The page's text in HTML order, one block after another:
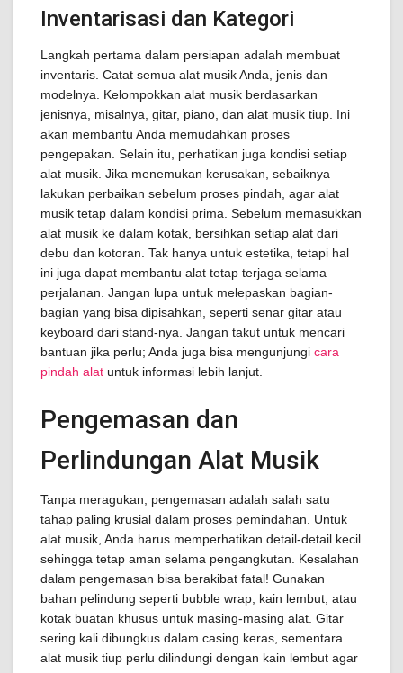
Inventarisasi dan Kategori
Langkah pertama dalam persiapan adalah membuat
inventaris. Catat semua alat musik Anda, jenis dan
modelnya. Kelompokkan alat musik berdasarkan
jenisnya, misalnya, gitar, piano, dan alat musik tiup. Ini
akan membantu Anda memudahkan proses
pengepakan. Selain itu, perhatikan juga kondisi setiap
alat musik. Jika menemukan kerusakan, sebaiknya
lakukan perbaikan sebelum proses pindah, agar alat
musik tetap dalam kondisi prima. Sebelum memasukkan
alat musik ke dalam kotak, bersihkan setiap alat dari
debu dan kotoran. Tak hanya untuk estetika, tetapi hal
ini juga dapat membantu alat tetap terjaga selama
perjalanan. Jangan lupa untuk melepaskan bagian-
bagian yang bisa dipisahkan, seperti senar gitar atau
keyboard dari stand-nya. Jangan takut untuk mencari
bantuan jika perlu; Anda juga bisa mengunjungi cara
pindah alat untuk informasi lebih lanjut.
Pengemasan dan
Perlindungan Alat Musik
Tanpa meragukan, pengemasan adalah salah satu
tahap paling krusial dalam proses pemindahan. Untuk
alat musik, Anda harus memperhatikan detail-detail kecil
sehingga tetap aman selama pengangkutan. Kesalahan
dalam pengemasan bisa berakibat fatal! Gunakan
bahan pelindung seperti bubble wrap, kain lembut, atau
kotak buatan khusus untuk masing-masing alat. Gitar
sering kali dibungkus dalam casing keras, sementara
alat musik tiup perlu dilindungi dengan kain lembut agar